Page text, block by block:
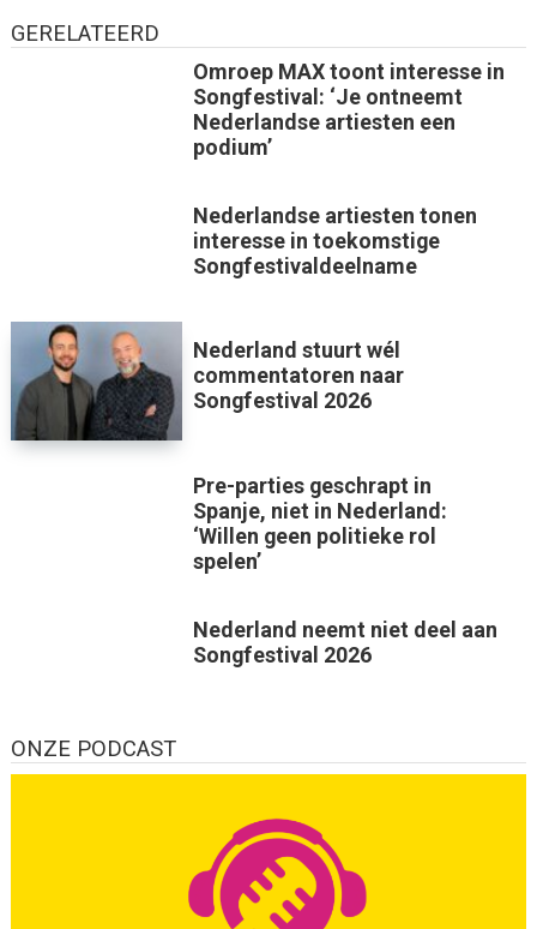
GERELATEERD
Omroep MAX toont interesse in
Songfestival: ‘Je ontneemt
Nederlandse artiesten een
podium’
Nederlandse artiesten tonen
interesse in toekomstige
Songfestivaldeelname
Nederland stuurt wél
commentatoren naar
Songfestival 2026
Pre-parties geschrapt in
Spanje, niet in Nederland:
‘Willen geen politieke rol
spelen’
Nederland neemt niet deel aan
Songfestival 2026
ONZE PODCAST